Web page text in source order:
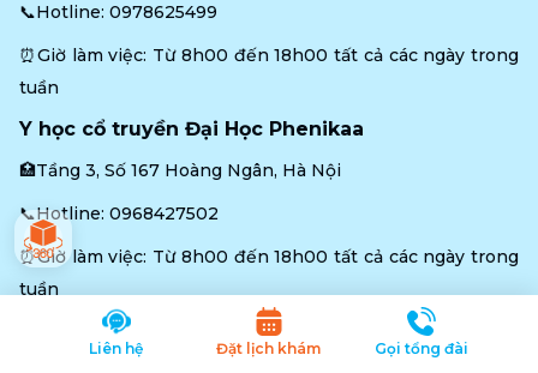
📞Hotline: 0978625499
⏰Giờ làm việc: Từ 8h00 đến 18h00 tất cả các ngày trong
tuần
Y học cổ truyền Đại Học Phenikaa
🏥Tầng 3, Số 167 Hoàng Ngân, Hà Nội
📞Hotline: 0968427502
⏰Giờ làm việc: Từ 8h00 đến 18h00 tất cả các ngày trong
tuần
Liên kết nhanh
Liên hệ Đặt lịch khám Gọi tổng đài